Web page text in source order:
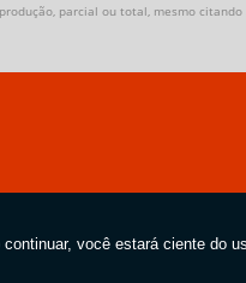
parcial ou total, mesmo